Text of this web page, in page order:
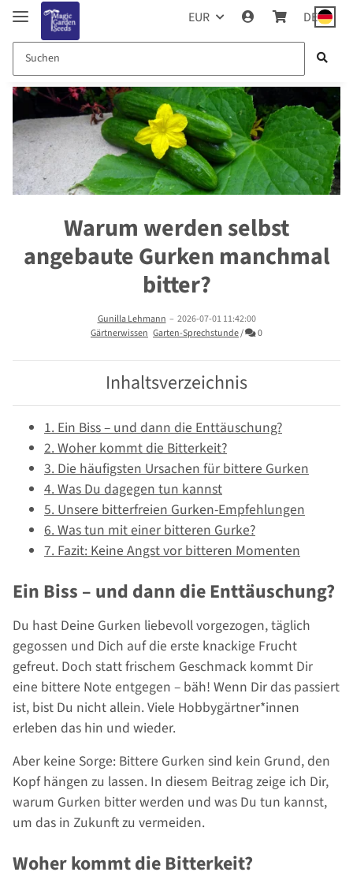
EUR DE
Warum werden selbst
angebaute Gurken manchmal
bitter?
Gunilla Lehmann – 2026-07-01 11:42:00
Gärtnerwissen Garten-Sprechstunde/ Kommentare
0
Inhaltsverzeichnis
1. Ein Biss – und dann die Enttäuschung?
2. Woher kommt die Bitterkeit?
3. Die häufigsten Ursachen für bittere Gurken
4. Was Du dagegen tun kannst
5. Unsere bitterfreien Gurken-Empfehlungen
6. Was tun mit einer bitteren Gurke?
7. Fazit: Keine Angst vor bitteren Momenten
Ein Biss – und dann die Enttäuschung?
Du hast Deine Gurken liebevoll vorgezogen, täglich
gegossen und Dich auf die erste knackige Frucht
gefreut. Doch statt frischem Geschmack kommt Dir
eine bittere Note entgegen – bäh! Wenn Dir das passiert
ist, bist Du nicht allein. Viele Hobbygärtner*innen
erleben das hin und wieder.
Aber keine Sorge: Bittere Gurken sind kein Grund, den
Kopf hängen zu lassen. In diesem Beitrag zeige ich Dir,
warum Gurken bitter werden und was Du tun kannst,
um das in Zukunft zu vermeiden.
Woher kommt die Bitterkeit?